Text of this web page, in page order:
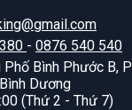
- 0876 540 540
Bình Phước B,
Dương
(Thứ 2 - Thứ 7)